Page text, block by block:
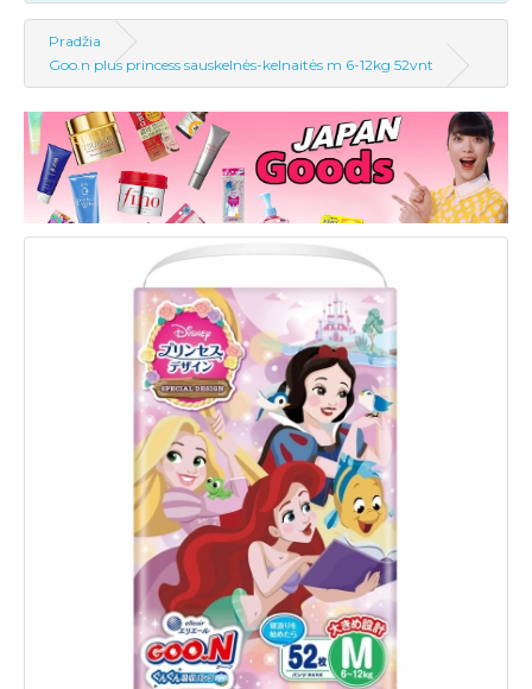
Pradžia
Goo.n plus princess sauskelnės-kelnaitės m 6-12kg 52vnt